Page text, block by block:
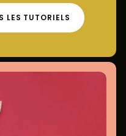
LES TUTORIELS